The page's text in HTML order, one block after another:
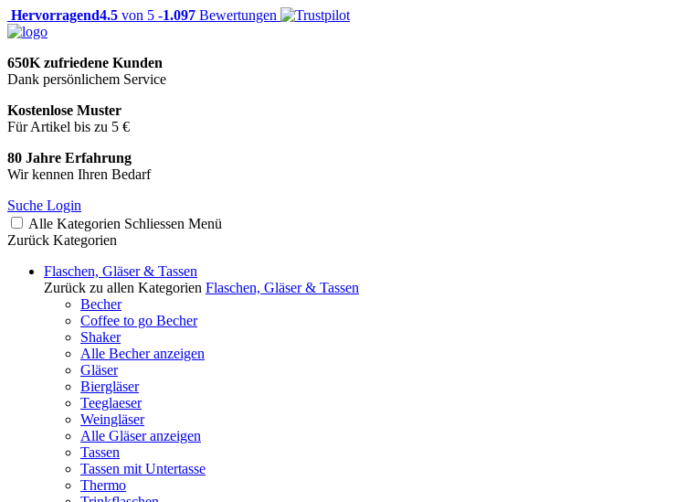
Hervorragend4.5 von 5 -1.097 Bewertungen
650K zufriedene Kunden
Dank persönlichem Service
Kostenlose Muster
Für Artikel bis zu 5 €
80 Jahre Erfahrung
Wir kennen Ihren Bedarf
Suche Login
Alle Kategorien Schliessen Menü
Zurück Kategorien
Flaschen, Gläser & Tassen
Zurück zu allen Kategorien Flaschen, Gläser & Tassen
Becher
Coffee to go Becher
Shaker
Alle Becher anzeigen
Gläser
Biergläser
Teeglaeser
Weingläser
Alle Gläser anzeigen
Tassen
Tassen mit Untertasse
Thermo